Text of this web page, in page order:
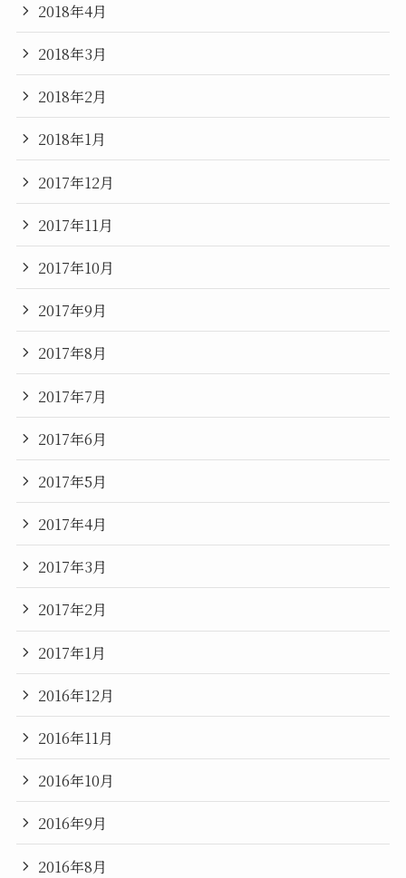
2018年4月
2018年3月
2018年2月
2018年1月
2017年12月
2017年11月
2017年10月
2017年9月
2017年8月
2017年7月
2017年6月
2017年5月
2017年4月
2017年3月
2017年2月
2017年1月
2016年12月
2016年11月
2016年10月
2016年9月
2016年8月